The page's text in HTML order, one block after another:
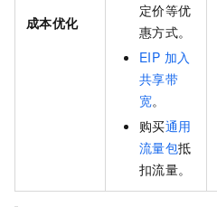
成本优化
定价等优
惠方式。
EIP 加入
共享带
宽。
购买通用
流量包抵
扣流量。